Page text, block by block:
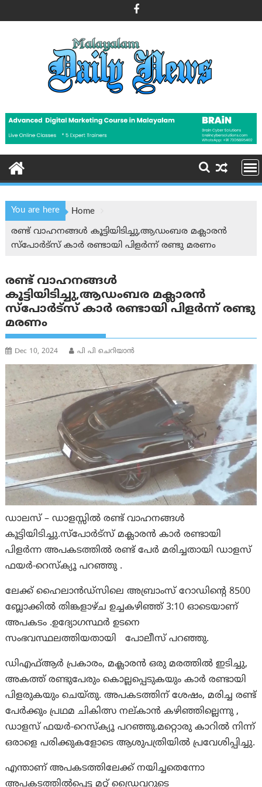
to
You are here
Home
രണ്ട് വാഹനങ്ങൾ കൂട്ടിയിടിച്ചു,ആഡംബര മക്ലാരൻ
സ്‌പോർട്‌സ് കാർ രണ്ടായി പിളർന്ന്‌ രണ്ടു മരണം
രണ്ട് വാഹനങ്ങൾ
കൂട്ടിയിടിച്ചു,ആഡംബര മക്ലാരൻ
സ്‌പോർട്‌സ് കാർ രണ്ടായി പിളർന്ന്‌ രണ്ടു
മരണം
Dec 10, 2024 പി പി ചെറിയാൻ
ഡാലസ് – ഡാളസ്സിൽ രണ്ട് വാഹനങ്ങൾ
കൂട്ടിയിടിച്ചു.സ്പോർട്സ് മക്ലാരൻ കാർ രണ്ടായി
പിളർന്ന അപകടത്തിൽ രണ്ട് പേർ മരിച്ചതായി ഡാളസ്
ഫയർ-റെസ്ക്യൂ പറഞ്ഞു .
ലേക്ക് ഹൈലാൻഡ്‌സിലെ അബ്രാംസ് റോഡിൻ്റെ 8500
ബ്ലോക്കിൽ തിങ്കളാഴ്ച ഉച്ചകഴിഞ്ഞ് 3:10 ഓടെയാണ്
അപകടം .ഉദ്യോഗസ്ഥർ ഉടനെ
സംഭവസ്ഥലത്തിയതായി പോലീസ് പറഞ്ഞു.
ഡിഎഫ്ആർ പ്രകാരം, മക്ലാരൻ ഒരു മരത്തിൽ ഇടിച്ചു,
അകത്ത് രണ്ടുപേരും കൊല്ലപ്പെടുകയും കാർ രണ്ടായി
പിളരുകയും ചെയ്തു. അപകടത്തിന് ശേഷം, മരിച്ച രണ്ട്
പേർക്കും പ്രഥമ ചികിത്സ നല്കാൻ കഴിഞ്ഞില്ലെന്നു ,
ഡാളസ് ഫയർ-റെസ്ക്യൂ പറഞ്ഞു.മറ്റൊരു കാറിൽ നിന്ന്
ഒരാളെ പരിക്കുകളോടെ ആശുപത്രിയിൽ പ്രവേശിപ്പിച്ചു.
എന്താണ് അപകടത്തിലേക്ക് നയിച്ചതെന്നോ
അപകടത്തിൽപ്പെട്ട മറ്റ് ഡ്രൈവറുടെ